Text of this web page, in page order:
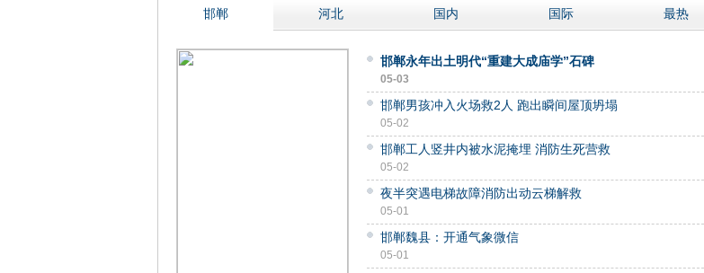
邯郸 河北 国内 国际 最热
邯郸永年出土明代“重建大成庙学”石碑
05-03
邯郸男孩冲入火场救2人 跑出瞬间屋顶坍塌
05-02
邯郸工人竖井内被水泥掩埋 消防生死营救
05-02
夜半突遇电梯故障消防出动云梯解救
05-01
邯郸魏县：开通气象微信
05-01